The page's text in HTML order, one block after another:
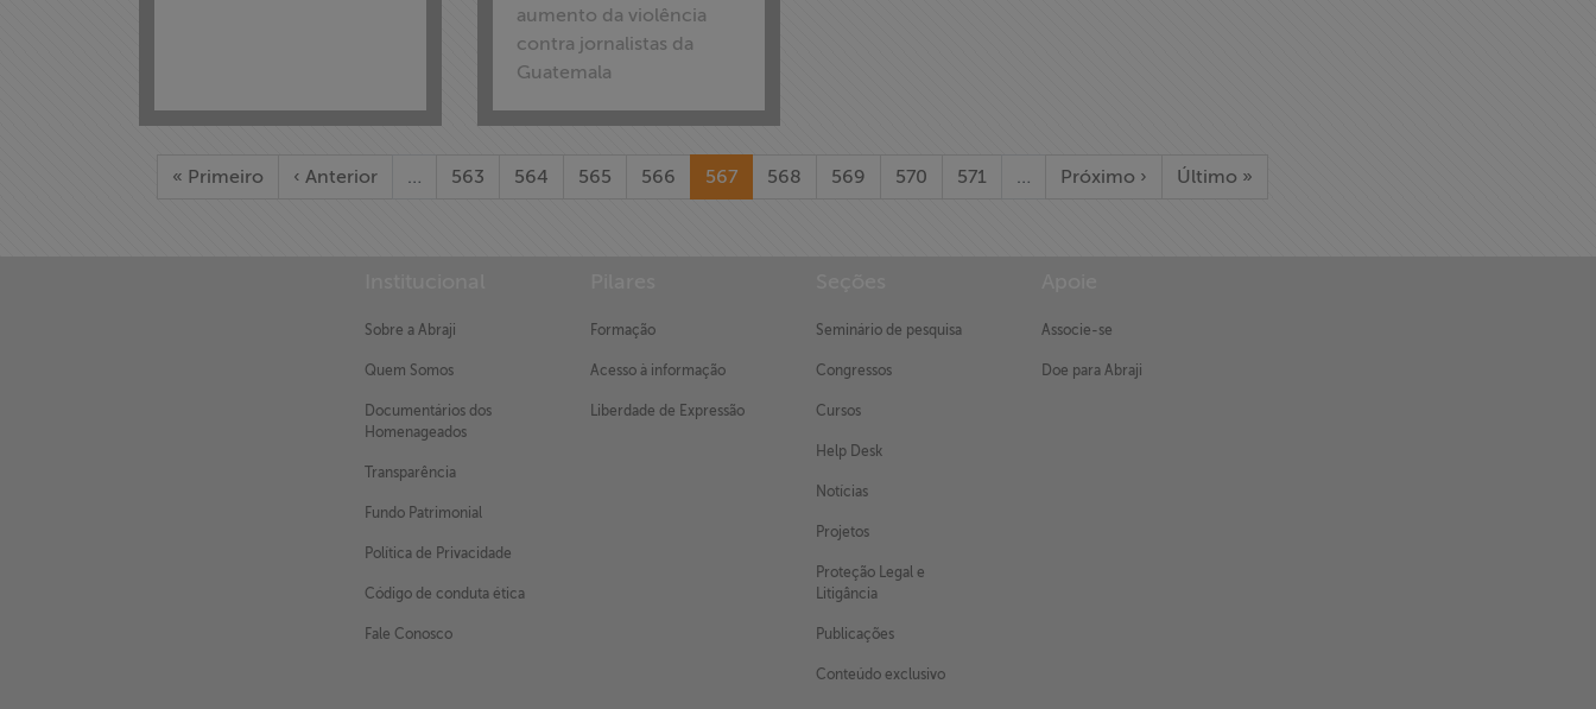
aumento da violência
contra jornalistas da
Guatemala
« Primeiro ‹ Anterior … 563 564 565 566 567 568 569 570 571 … Próximo › Último »
Sobre a Abraji
Quem Somos
Documentários dos
Homenageados
Transparência
Fundo Patrimonial
Política de Privacidade
Código de conduta ética
Fale Conosco
Formação
Acesso à informação
Liberdade de Expressão
Seminário de pesquisa
Congressos
Cursos
Help Desk
Notícias
Projetos
Proteção Legal e
Litigância
Publicações
Conteúdo exclusivo
Associe-se
Doe para Abraji